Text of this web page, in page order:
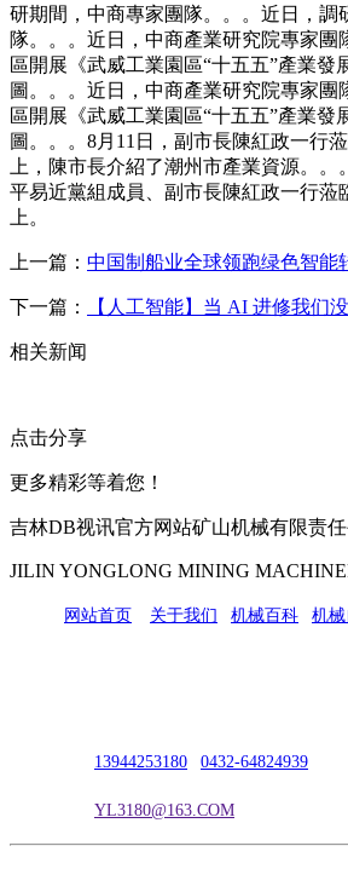
研期間，中商專家團隊。。。近日，調
隊。。。近日，中商產業研究院專家團
區開展《武威工業園區“十五五”產業發
圖。。。近日，中商產業研究院專家團
區開展《武威工業園區“十五五”產業發
圖。。。8月11日，副市長陳紅政一行
上，陳市長介紹了潮州市產業資源。。
平易近黨組成員、副市長陳紅政一行蒞
上。
上一篇： 中国制船业全球领跑绿色智能
下一篇： 【人工智能】当 AI 进修我们
相关新闻
点击分享
更多精彩等着您！
吉林DB视讯官方网站矿山机械有限责任
JILIN YONGLONG MINING
网站首页 关于我们 机械百科 机
13944253180 0432-64824939
YL3180@163.COM